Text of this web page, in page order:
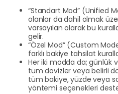
“Standart Mod” (Unified
olanlar da dahil olmak
varsayılan olarak bu
gelir.
“Özel Mod” (Custom
farklı bakiye tahsilat
Her iki modda da; günlük
tüm dövizler veya belirli
tüm bakiye, yüzde veya
yöntemi seçenekleri